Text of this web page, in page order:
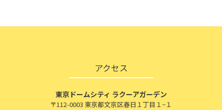
アクセス
東京ドームシティ ラクーアガーデン
〒112-0003 東京都文京区春日１丁目１−１